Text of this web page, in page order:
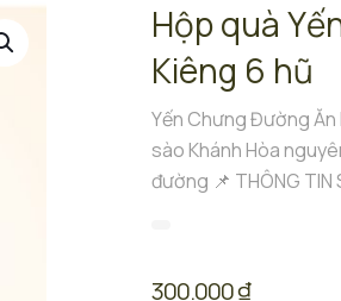
Hộp quà
Kiêng 6 hũ
Yến Chưng Đường Ăn
sào Khánh Hòa
đường 📌 THÔNG TIN
300.000₫